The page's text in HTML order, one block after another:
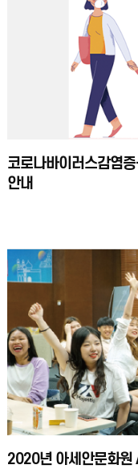
코로나바이러스감염
안내
2020년 아세안문화